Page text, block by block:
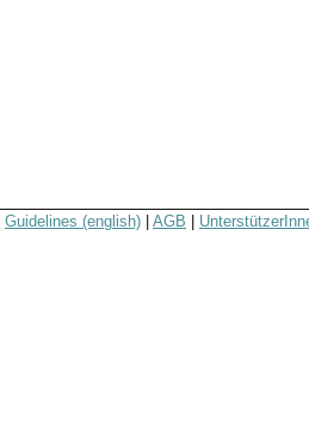
Guidelines (english) AGB